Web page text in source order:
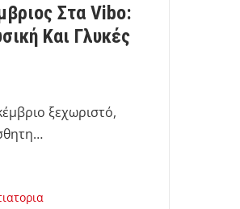
Στα Vibo:
Και Γλυκές
ξεχωριστό,